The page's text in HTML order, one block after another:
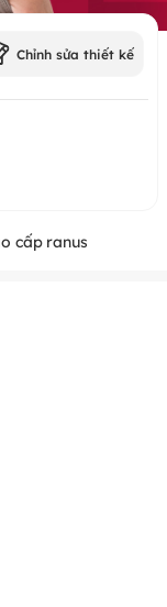
Chỉnh sửa thiết kế
cấp ranus